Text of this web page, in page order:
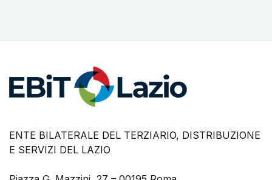
ENTE BILATERALE DEL TERZIARIO, DISTRIBUZIONE
E SERVIZI DEL LAZIO